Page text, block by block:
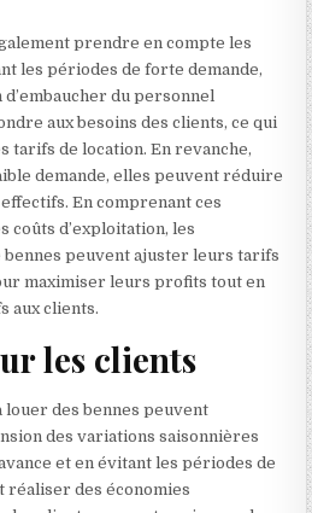
prendre en compte les
les périodes de forte demande,
du personnel
aux besoins des clients, ce qui
tarifs de location. En revanche,
demande, elles peuvent réduire
En comprenant ces
coûts d’exploitation, les
peuvent ajuster leurs tarifs
maximiser leurs profits tout en
aux clients.
les clients
louer des bennes peuvent
des variations saisonnières
et en évitant les périodes de
réaliser des économies